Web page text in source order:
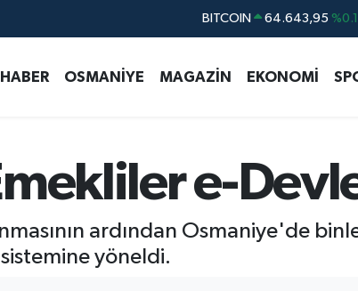
DOLAR 47,6704
STERLİN 64,2143
BITCOIN 64.643,95
OSMANİYE MAGAZİN EKONOMİ
e-
ardından Osmaniye'de
yöneldi.